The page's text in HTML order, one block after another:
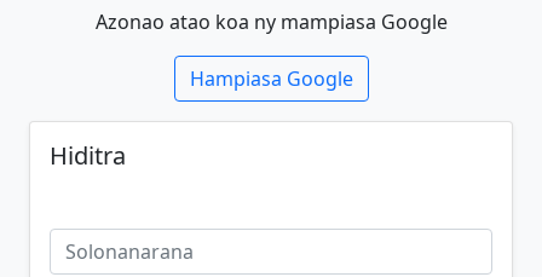
Azonao atao koa ny mampiasa Google
Hampiasa Google
Hiditra